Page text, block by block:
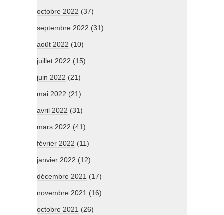
octobre 2022 (37)
septembre 2022 (31)
août 2022 (10)
juillet 2022 (15)
juin 2022 (21)
mai 2022 (21)
avril 2022 (31)
mars 2022 (41)
février 2022 (11)
janvier 2022 (12)
décembre 2021 (17)
novembre 2021 (16)
octobre 2021 (26)